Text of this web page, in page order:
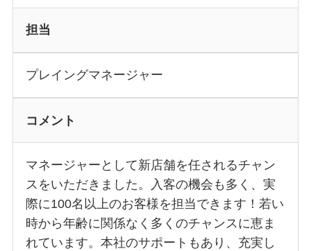
担当
プレイングマネージャー
コメント
マネージャーとして新店舗を任されるチャン
スをいただきました。入客の機会も多く、実
際に100名以上のお客様を担当できます！若い
時から年齢に関係なく多くのチャンスに恵ま
れています。本社のサポートもあり、充実し